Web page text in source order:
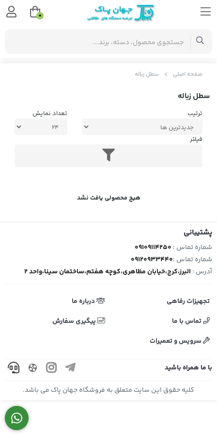
صفحه اصلی سطل زباله
سطل زباله
ترتیب تعداد نمایش
فیلتر
هیچ محصولی یافت نشد
پشتیبانی
شماره تماس : 09109114250
شماره تماس :09120933440
آدرس : البرز،کرج،خیابان مظاهری،کوچه هفتم،ساختمان سینا،واحد 2
تجهیزات رفاهی
درباره ما
تماس با ما
پیگیری سفارش
سرویس و تعمیرات
با ما همراه باشید
کلیه حقوق این سایت متعلق به فروشگاه جهان پاک می باشد.
0